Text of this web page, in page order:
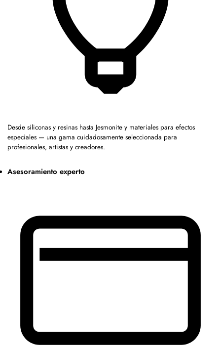
Desde siliconas y resinas hasta Jesmonite y materiales para efectos
especiales — una gama cuidadosamente seleccionada para
profesionales, artistas y creadores.
Asesoramiento experto